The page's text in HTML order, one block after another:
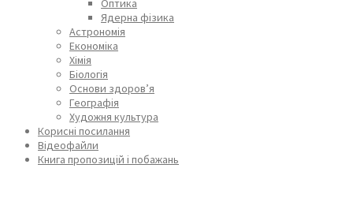
Оптика
Ядерна фізика
Астрономія
Економіка
Хімія
Біологія
Основи здоров’я
Географія
Художня культура
Корисні посилання
Відеофайли
Книга пропозицій і побажань